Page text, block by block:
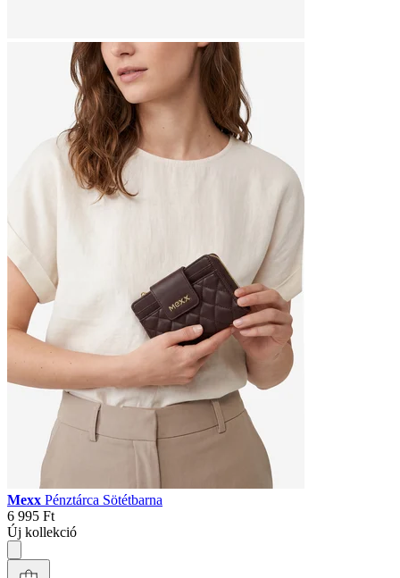
Mexx Pénztárca Sötétbarna
6 995 Ft
Új kollekció